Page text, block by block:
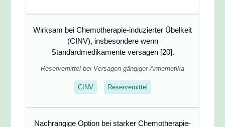
Wirksam bei Chemotherapie-induzierter Übelkeit
(CINV), insbesondere wenn
Standardmedikamente versagen [20].
Reservemittel bei Versagen gängiger Antiemetika
CINV Reservemittel
Nachrangige Option bei starker Chemotherapie-